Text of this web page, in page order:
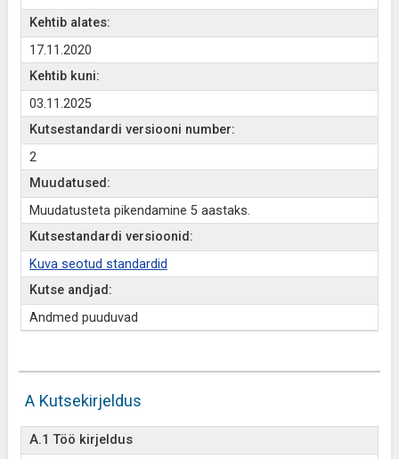
Kehtib alates:
17.11.2020
Kehtib kuni:
03.11.2025
Kutsestandardi versiooni number:
2
Muudatused:
Muudatusteta pikendamine 5 aastaks.
Kutsestandardi versioonid:
Kuva seotud standardid
Kutse andjad:
Andmed puuduvad
A Kutsekirjeldus
A.1 Töö kirjeldus